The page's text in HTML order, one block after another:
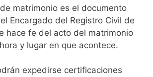
matrimonio es el documento
Encargado del Registro Civil de
hace fe del acto del matrimonio
y lugar en que acontece.
expedirse certificaciones